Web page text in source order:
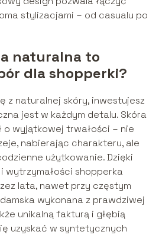
stylizacjami – od casualu po
naturalna to
dla shopperki?
z naturalnej skóry, inwestujesz
jest w każdym detalu. Skóra
o wyjątkowej trwałości – nie
nabierając charakteru, ale
użytkowanie. Dzięki
wytrzymałości shopperka
lata, nawet przy częstym
wykonana z prawdziwej
unikalną fakturą i głębią
uzyskać w syntetycznych